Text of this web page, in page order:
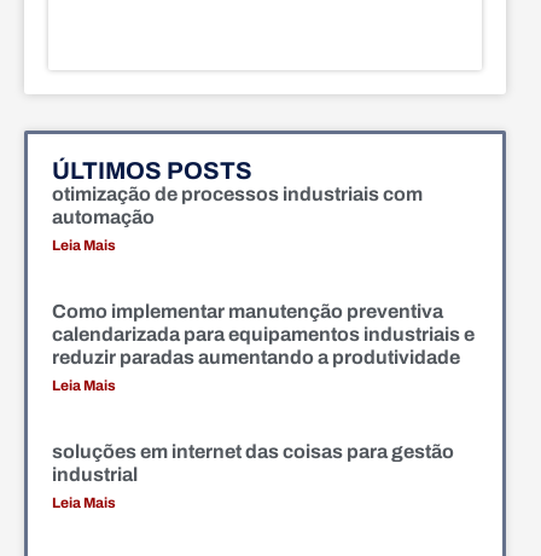
ÚLTIMOS POSTS
otimização de processos industriais com
automação
Leia Mais
Como implementar manutenção preventiva
calendarizada para equipamentos industriais e
reduzir paradas aumentando a produtividade
Leia Mais
soluções em internet das coisas para gestão
industrial
Leia Mais